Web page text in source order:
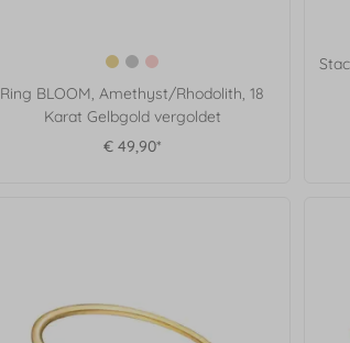
Ring BLOOM, Amethyst/Rhodolith, 18
Karat Gelbgold vergoldet
€ 49,90*